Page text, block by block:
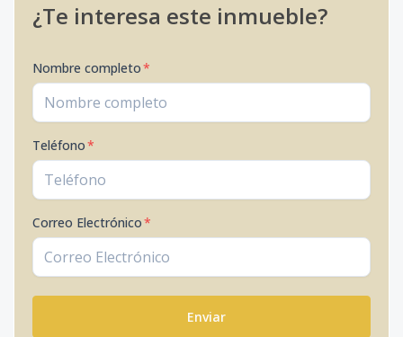
¿Te interesa este inmueble?
Nombre completo*
Teléfono*
Correo Electrónico*
Enviar